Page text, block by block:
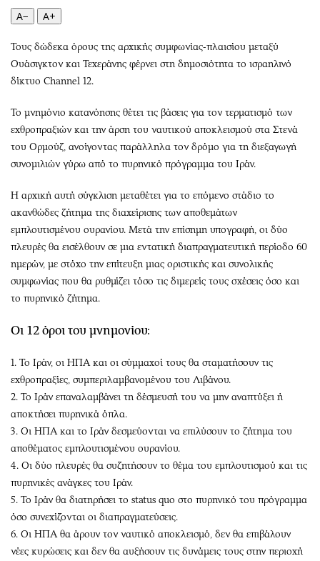
Ελλάδα
Κόσμος
Παράξενα
Πολιτισμός
Σινεμά
Θέατρο-Χορός
Μουσική
Εικαστικά
Βιβλίο
Χειρόγραφα
Έξοδος
Media
Wine routes
Podcasts
Uncut
Προσφορές
Προσωπικότητες στην ''Κ''
Επιστολές
A− A+
Τους δώδεκα όρους της αρχικής συμφωνίας-πλαισίου μεταξύ
Ουάσιγκτον και Τεχεράνης φέρνει στη δημοσιότητα το ισραηλινό
δίκτυο Channel 12.
Το μνημόνιο κατανόησης θέτει τις βάσεις για τον τερματισμό των
εχθροπραξιών και την άρση του ναυτικού αποκλεισμού στα Στενά
του Ορμούζ, ανοίγοντας παράλληλα τον δρόμο για τη διεξαγωγή
συνομιλιών γύρω από το πυρηνικό πρόγραμμα του Ιράν.
Η αρχική αυτή σύγκλιση μεταθέτει για το επόμενο στάδιο το
ακανθώδες ζήτημα της διαχείρισης των αποθεμάτων
εμπλουτισμένου ουρανίου. Μετά την επίσημη υπογραφή, οι δύο
πλευρές θα εισέλθουν σε μια εντατική διαπραγματευτική περίοδο 60
ημερών, με στόχο την επίτευξη μιας οριστικής και συνολικής
συμφωνίας που θα ρυθμίζει τόσο τις διμερείς τους σχέσεις όσο και
το πυρηνικό ζήτημα.
Οι 12 όροι του μνημονίου:
1. Το Ιράν, οι ΗΠΑ και οι σύμμαχοί τους θα σταματήσουν τις
εχθροπραξίες, συμπεριλαμβανομένου του Λιβάνου.
2. Το Ιράν επαναλαμβάνει τη δέσμευσή του να μην αναπτύξει ή
αποκτήσει πυρηνικά όπλα.
3. Οι ΗΠΑ και το Ιράν δεσμεύονται να επιλύσουν το ζήτημα του
αποθέματος εμπλουτισμένου ουρανίου.
4. Οι δύο πλευρές θα συζητήσουν το θέμα του εμπλουτισμού και τις
πυρηνικές ανάγκες του Ιράν.
5. Το Ιράν θα διατηρήσει το status quo στο πυρηνικό του πρόγραμμα
όσο συνεχίζονται οι διαπραγματεύσεις.
6. Οι ΗΠΑ θα άρουν τον ναυτικό αποκλεισμό, δεν θα επιβάλουν
νέες κυρώσεις και δεν θα αυξήσουν τις δυνάμεις τους στην περιοχή